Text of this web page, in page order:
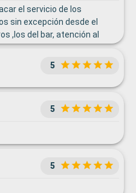
el servicio de los
sin excepción desde el
,los del bar, atención al
en general todos su
que te hace sentir muy a
5
5
5